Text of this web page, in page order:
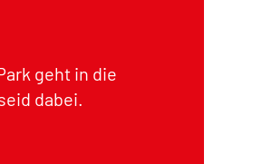
geht in die
dabei.